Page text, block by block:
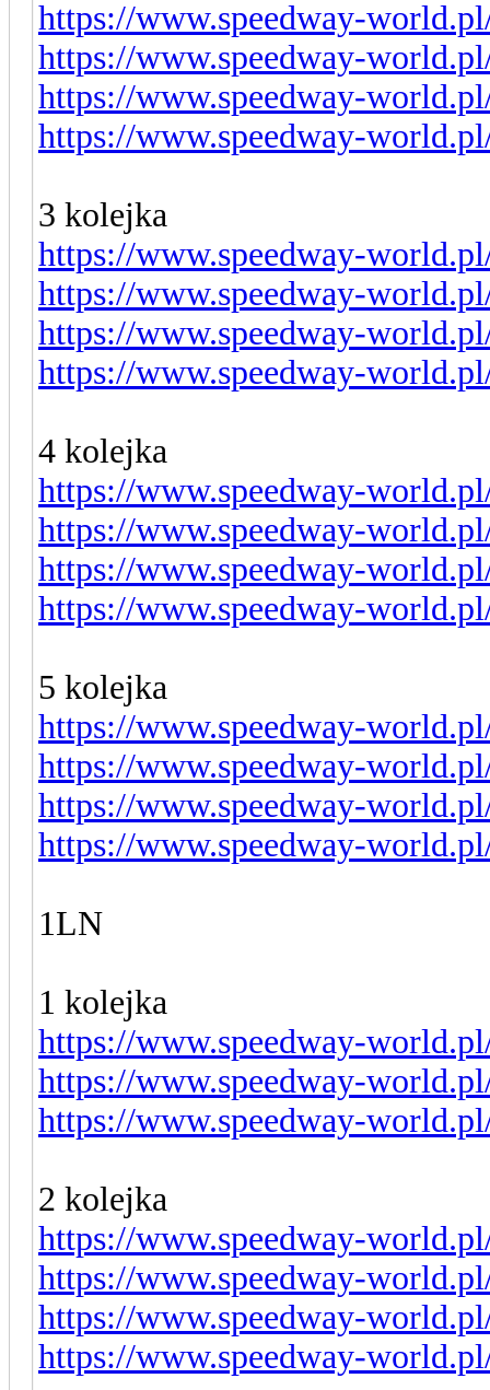
https://www.speedway-
https://www.speedway-
https://www.speedway-
https://www.speedway-
3 kolejka
https://www.speedway-
https://www.speedway-
https://www.speedway-
https://www.speedway-
4 kolejka
https://www.speedway-
https://www.speedway-
https://www.speedway-
https://www.speedway-
5 kolejka
https://www.speedway-
https://www.speedway-
https://www.speedway-
https://www.speedway-
1LN
1 kolejka
https://www.speedway-
https://www.speedway-
https://www.speedway-
2 kolejka
https://www.speedway-
https://www.speedway-
https://www.speedway-
https://www.speedway-